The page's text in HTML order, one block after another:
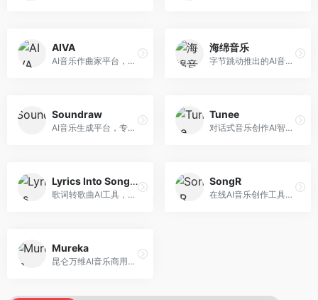
AIVA
AI音乐作曲家平台，专注于古典和影视配乐创作。面向影视制作人和游戏开发者，提供原创音乐生成、配乐定制等服务，音乐风格专业，适合影视游戏配乐。
海绵音乐
字节跳动推出的AI音乐创作平台，支持多风格音乐生成。面向内容创作者和音乐爱好者，提供歌词创作、旋律生成、编曲制作等服务，创作效率高，适合短视频配乐。
Soundraw
AI音乐生成平台，专注于免版税音乐创作。面向视频创作者和内容制作者，提供背景音乐生成、音乐定制等服务，音乐版权清晰，适合视频配乐场景。
Tunee
对话式音乐创作AI智能体，支持自然语言交互创作。面向音乐爱好者，通过对话方式完成音乐创作，交互体验友好，创作过程直观。
Lyrics Into Song AI
歌词转歌曲AI工具，支持将歌词转化为完整歌曲。面向歌词创作者和音乐爱好者，提供歌词谱曲、编曲制作等服务，歌词音乐化效率高。
SongR
在线AI音乐创作工具，支持歌词与旋律一体化生成。面向内容创作者和音乐爱好者，提供歌词创作、旋律生成、音乐制作等服务，操作简便，创作速度快。
Mureka
昆仑万维AI音乐商用创作平台，专注于商业音乐授权。面向企业和商业用户，提供版权音乐生成、商用授权等服务，音乐版权清晰，商业应用安全。